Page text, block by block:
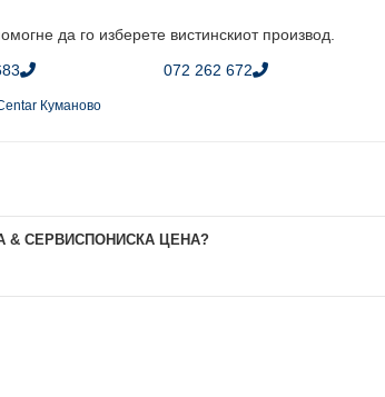
да го изберете вистинскиот производ.
072 262 672
Куманово
& СЕРВИСПОНИСКА ЦЕНА?